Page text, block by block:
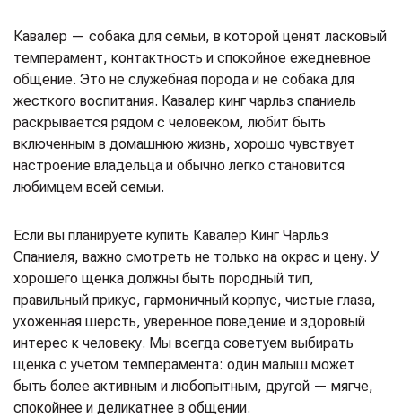
Кавалер — собака для семьи, в которой ценят ласковый
темперамент, контактность и спокойное ежедневное
общение. Это не служебная порода и не собака для
жесткого воспитания. Кавалер кинг чарльз спаниель
раскрывается рядом с человеком, любит быть
включенным в домашнюю жизнь, хорошо чувствует
настроение владельца и обычно легко становится
любимцем всей семьи.
Если вы планируете купить Кавалер Кинг Чарльз
Спаниеля, важно смотреть не только на окрас и цену. У
хорошего щенка должны быть породный тип,
правильный прикус, гармоничный корпус, чистые глаза,
ухоженная шерсть, уверенное поведение и здоровый
интерес к человеку. Мы всегда советуем выбирать
щенка с учетом темперамента: один малыш может
быть более активным и любопытным, другой — мягче,
спокойнее и деликатнее в общении.